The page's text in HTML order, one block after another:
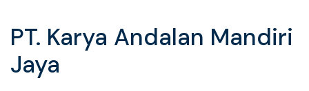
PT. Karya Andalan Mandiri
Jaya